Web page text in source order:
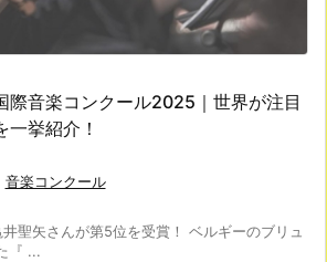
際音楽コンクール2025｜世界が注目
一挙紹介！
音楽コンクール
聖矢さんが第5位を受賞！ ベルギーのブリュ
『 ...